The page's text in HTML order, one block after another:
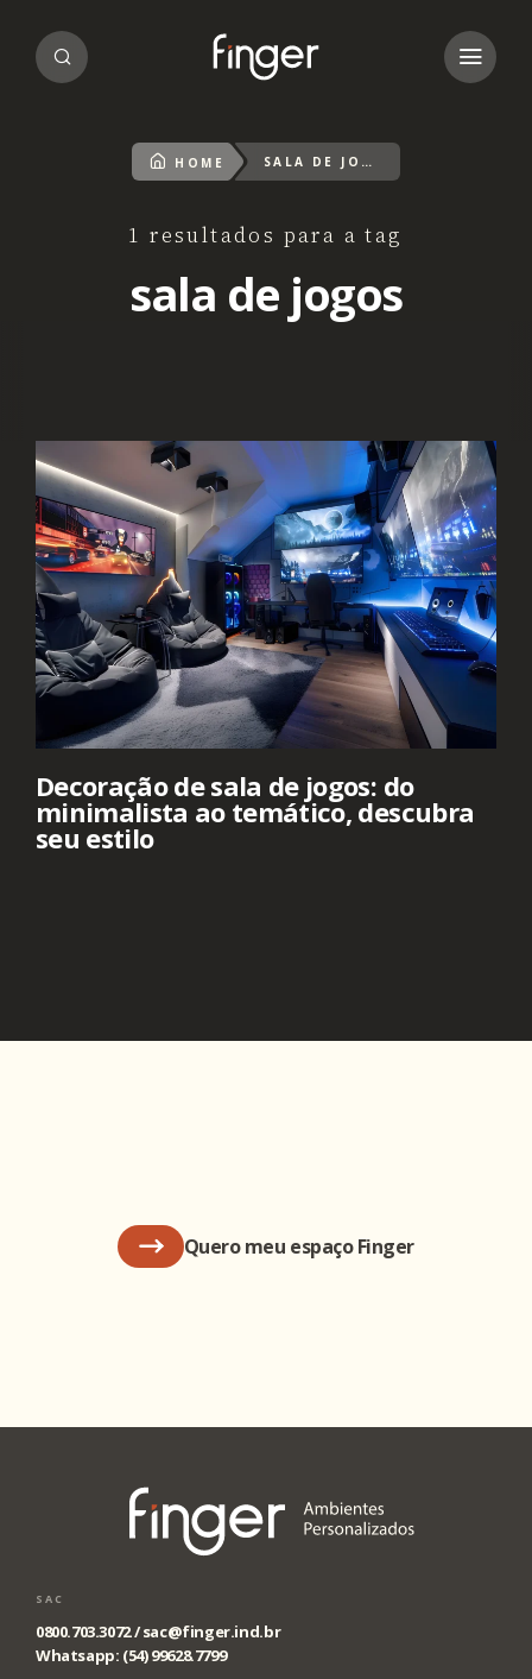
HOME SALA DE JOGOS
1 resultados para a tag
sala de jogos
Decoração de sala de jogos: do
minimalista ao temático, descubra
seu estilo
Quero meu espaço Finger
SAC
0800.703.3072 /sac@finger.ind.br
Whatsapp: (54) 99628.7799